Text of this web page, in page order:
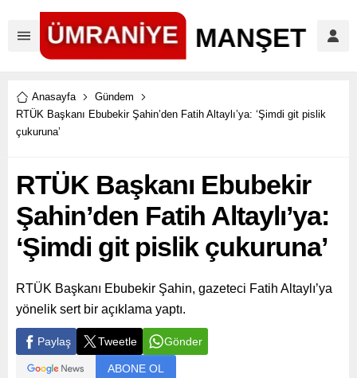
Anasayfa
Gündem
RTÜK Başkanı Ebubekir Şahin’den Fatih Altaylı’ya: ‘Şimdi git pislik
çukuruna’
RTÜK Başkanı Ebubekir
Şahin’den Fatih Altaylı’ya:
‘Şimdi git pislik çukuruna’
RTÜK Başkanı Ebubekir Şahin, gazeteci Fatih Altaylı’ya
yönelik sert bir açıklama yaptı.
Paylaş Tweetle Gönder
ABONE OL